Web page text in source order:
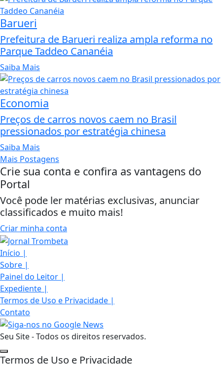
Barueri
Prefeitura de Barueri realiza ampla reforma no
Parque Taddeo Cananéia
Saiba Mais
Economia
Preços de carros novos caem no Brasil
pressionados por estratégia chinesa
Saiba Mais
Mais Postagens
Crie sua conta e confira as vantagens do
Portal
Você pode ler matérias exclusivas, anunciar
classificados e muito mais!
Criar minha conta
Início |
Sobre |
Painel do Leitor |
Expediente |
Termos de Uso e Privacidade |
Contato
Seu Site - Todos os direitos reservados.
Termos de Uso e Privacidade